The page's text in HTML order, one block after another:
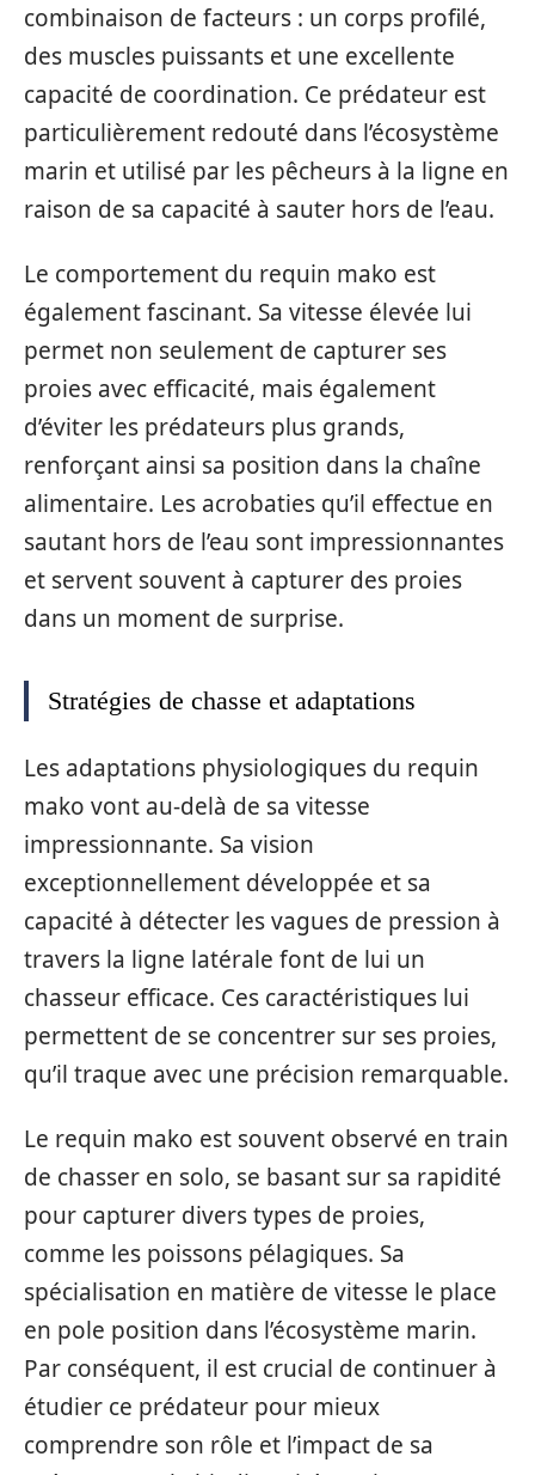
combinaison de facteurs : un corps profilé,
des muscles puissants et une excellente
capacité de coordination. Ce prédateur est
particulièrement redouté dans l’écosystème
marin et utilisé par les pêcheurs à la ligne en
raison de sa capacité à sauter hors de l’eau.
Le comportement du requin mako est
également fascinant. Sa vitesse élevée lui
permet non seulement de capturer ses
proies avec efficacité, mais également
d’éviter les prédateurs plus grands,
renforçant ainsi sa position dans la chaîne
alimentaire. Les acrobaties qu’il effectue en
sautant hors de l’eau sont impressionnantes
et servent souvent à capturer des proies
dans un moment de surprise.
Stratégies de chasse et adaptations
Les adaptations physiologiques du requin
mako vont au-delà de sa vitesse
impressionnante. Sa vision
exceptionnellement développée et sa
capacité à détecter les vagues de pression à
travers la ligne latérale font de lui un
chasseur efficace. Ces caractéristiques lui
permettent de se concentrer sur ses proies,
qu’il traque avec une précision remarquable.
Le requin mako est souvent observé en train
de chasser en solo, se basant sur sa rapidité
pour capturer divers types de proies,
comme les poissons pélagiques. Sa
spécialisation en matière de vitesse le place
en pole position dans l’écosystème marin.
Par conséquent, il est crucial de continuer à
étudier ce prédateur pour mieux
comprendre son rôle et l’impact de sa